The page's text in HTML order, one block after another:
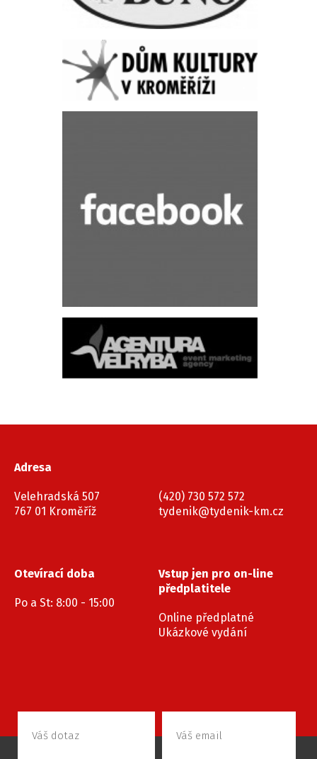
Adresa
Velehradská 507
767 01 Kroměříž
(420) 730 572 572
tydenik@tydenik-km.cz
Otevírací doba
Po a St: 8:00 - 15:00
Vstup jen pro on-line
předplatitele
Online předplatné
Ukázkové vydání